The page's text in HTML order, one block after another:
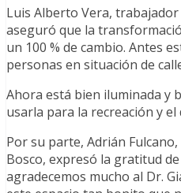
Luis Alberto Vera,
aseguró que la
un 100 % de cambio. Antes
personas en situación de
Ahora está bien iluminada y
usarla para la recreación y
Por su parte, Adrián
Bosco, expresó la gratitud
agradecemos mucho al Dr.